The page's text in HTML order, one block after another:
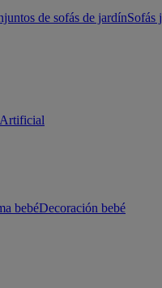
de sofás de jardínSofás
bebéDecoración bebé